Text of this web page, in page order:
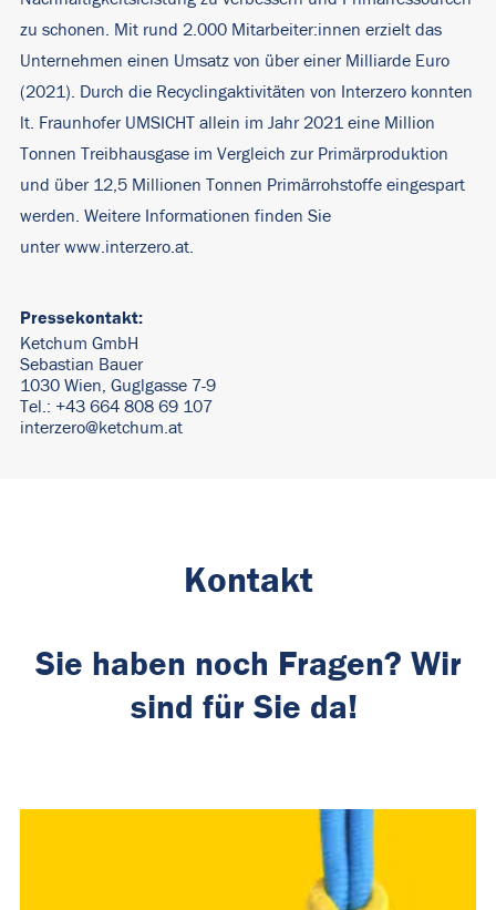
zu schonen. Mit rund 2.000 Mitarbeiter:innen erzielt das
Unternehmen einen Umsatz von über einer Milliarde Euro
(2021). Durch die Recyclingaktivitäten von Interzero konnten
lt. Fraunhofer UMSICHT allein im Jahr 2021 eine Million
Tonnen Treibhausgase im Vergleich zur Primärproduktion
und über 12,5 Millionen Tonnen Primärrohstoffe eingespart
werden. Weitere Informationen finden Sie
unterwww.interzero.at
Pressekontakt:
Ketchum GmbH
Sebastian Bauer
1030 Wien, Guglgasse 7-9
Tel.: +43 664 808 69 107
interzero@ketchum.at
Kontakt
Sie haben noch Fragen? Wir
sind für Sie da!